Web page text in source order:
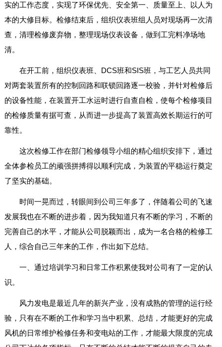
实的工作态度，实现了环保优先、安全第一、质量至上、以人为
本的大修目标。检修结束后，组织仪表班组人员对现场再一次清
查，清理检修废弃物，整理现场仪表设备，做到工完料净场地
清。
在开工前，组织仪表班、DCS班和SIS班，与工艺人员共同
对两套装置所有的控制回路和联锁回路逐一校验，并针对检修后
的设备性能，在装置开工水运时进行自查自检，使每个检修项目
的检修质量有据可查，从而进一步提高了装置高效长期运行的可
靠性。
这次检修工作在部门检修领导小组的精心组织安排下，通过
全体参检员工的顽强拼搏得以顺利完成，为装置的平稳运行奠定
了坚实的基础。
时间一晃而过，转眼间到公司三年多了，伴随着公司的飞速
发展我也在不断的进步着，因为我知道只有不断的学习，不断的
完善自己的水平，才能从公司脱颖而出，成为一名合格的检修工
人，综合自己三年来的工作，作出如下总结。
一、通过培训学习和日常工作积累使我对公司有了一定的认
识。
风力发电是最近几年的新兴产业，没有成熟的管理的运行经
验，只有在不断的工作和学习当中积累、总结，才能更好的完成
风机的日常维护检修任务和变电站的工作，才能最大限度的完成